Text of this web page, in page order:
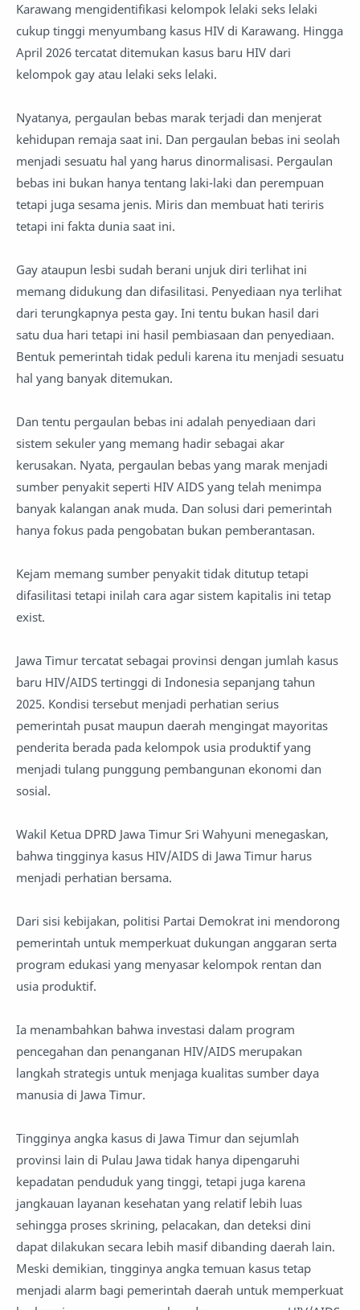
Karawang mengidentifikasi kelompok lelaki seks lelaki
cukup tinggi menyumbang kasus HIV di Karawang. Hingga
April 2026 tercatat ditemukan kasus baru HIV dari
kelompok gay atau lelaki seks lelaki.
Nyatanya, pergaulan bebas marak terjadi dan menjerat
kehidupan remaja saat ini. Dan pergaulan bebas ini seolah
menjadi sesuatu hal yang harus dinormalisasi. Pergaulan
bebas ini bukan hanya tentang laki-laki dan perempuan
tetapi juga sesama jenis. Miris dan membuat hati teriris
tetapi ini fakta dunia saat ini.
Gay ataupun lesbi sudah berani unjuk diri terlihat ini
memang didukung dan difasilitasi. Penyediaan nya terlihat
dari terungkapnya pesta gay. Ini tentu bukan hasil dari
satu dua hari tetapi ini hasil pembiasaan dan penyediaan.
Bentuk pemerintah tidak peduli karena itu menjadi sesuatu
hal yang banyak ditemukan.
Dan tentu pergaulan bebas ini adalah penyediaan dari
sistem sekuler yang memang hadir sebagai akar
kerusakan. Nyata, pergaulan bebas yang marak menjadi
sumber penyakit seperti HIV AIDS yang telah menimpa
banyak kalangan anak muda. Dan solusi dari pemerintah
hanya fokus pada pengobatan bukan pemberantasan.
Kejam memang sumber penyakit tidak ditutup tetapi
difasilitasi tetapi inilah cara agar sistem kapitalis ini tetap
exist.
Jawa Timur tercatat sebagai provinsi dengan jumlah kasus
baru HIV/AIDS tertinggi di Indonesia sepanjang tahun
2025. Kondisi tersebut menjadi perhatian serius
pemerintah pusat maupun daerah mengingat mayoritas
penderita berada pada kelompok usia produktif yang
menjadi tulang punggung pembangunan ekonomi dan
sosial.
Wakil Ketua DPRD Jawa Timur Sri Wahyuni menegaskan,
bahwa tingginya kasus HIV/AIDS di Jawa Timur harus
menjadi perhatian bersama.
Dari sisi kebijakan, politisi Partai Demokrat ini mendorong
pemerintah untuk memperkuat dukungan anggaran serta
program edukasi yang menyasar kelompok rentan dan
usia produktif.
Ia menambahkan bahwa investasi dalam program
pencegahan dan penanganan HIV/AIDS merupakan
langkah strategis untuk menjaga kualitas sumber daya
manusia di Jawa Timur.
Tingginya angka kasus di Jawa Timur dan sejumlah
provinsi lain di Pulau Jawa tidak hanya dipengaruhi
kepadatan penduduk yang tinggi, tetapi juga karena
jangkauan layanan kesehatan yang relatif lebih luas
sehingga proses skrining, pelacakan, dan deteksi dini
dapat dilakukan secara lebih masif dibanding daerah lain.
Meski demikian, tingginya angka temuan kasus tetap
menjadi alarm bagi pemerintah daerah untuk memperkuat